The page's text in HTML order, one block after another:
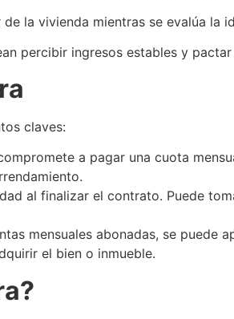
la vivienda mientras se evalúa la
percibir ingresos estables y
claves:
a pagar una cuota
al finalizar el contrato. Puede
mensuales abonadas, se puede
el bien o inmueble.